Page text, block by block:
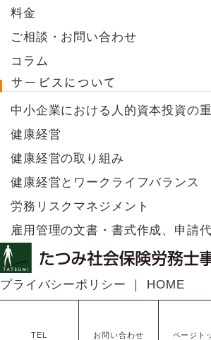
料金
ご相談・お問い合わせ
コラム
サービスについて
中小企業における人的資本投資の
健康経営
健康経営の取り組み
健康経営とワークライフバランス
労務リスクマネジメント
雇用管理の文書・書式作成、申請
プライバシーポリシー
HOME
TEL お問い合わせ ページト